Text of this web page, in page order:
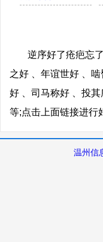
逆序好了疮疤忘
之好 、年谊世好 、
好 、司马称好 、投
等;点击上面链接进行
温州信